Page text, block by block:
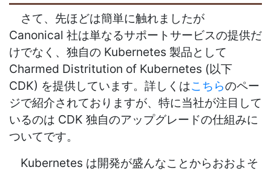
さて、先ほどは簡単に触れましたが
Canonical 社は単なるサポートサービスの提供だ
けでなく、独自の Kubernetes 製品として
Charmed Distritution of Kubernetes (以下
CDK) を提供しています。詳しくはこちらのペー
ジで紹介されておりますが、特に当社が注目して
いるのは CDK 独自のアップグレードの仕組みに
ついてです。
Kubernetes は開発が盛んなことからおおよそ